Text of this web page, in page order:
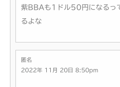
紫BBAも1ドル50円になるっ
るよな
匿名
2022年 11月 20日 8:50pm